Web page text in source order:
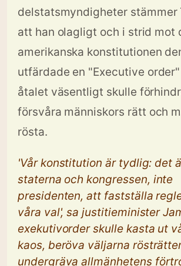
delstatsmyndigheter stämmer
att han olagligt och i strid mot
amerikanska konstitutionen
utfärdade en "Executive
åtalet väsentligt skulle
försvåra människors rätt och
rösta.
'Vår konstitution är tydlig: det
staterna och kongressen, inte
presidenten, att fastställa
våra val', sa justitieminister
exekutivorder skulle kasta ut
kaos, beröva väljarna
undergräva allmänhetens